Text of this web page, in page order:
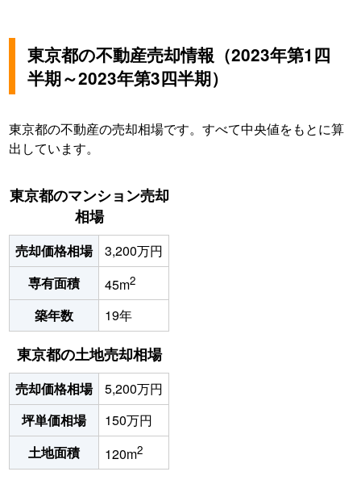
東京都の不動産売却情報（2023年第1四
半期～2023年第3四半期）
東京都の不動産の売却相場です。すべて中央値をもとに算
出しています。
東京都のマンション売却
相場
売却価格相場
3,200万円
専有面積
45m2
築年数 19年
東京都の土地売却相場
売却価格相場
5,200万円
坪単価相場
150万円
土地面積
120m2